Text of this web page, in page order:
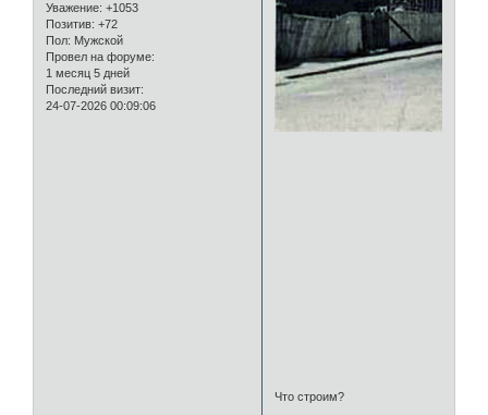
Уважение: +1053
Позитив: +72
Пол: Мужской
Провел на форуме:
1 месяц 5 дней
Последний визит:
24-07-2026 00:09:06
Что строим?